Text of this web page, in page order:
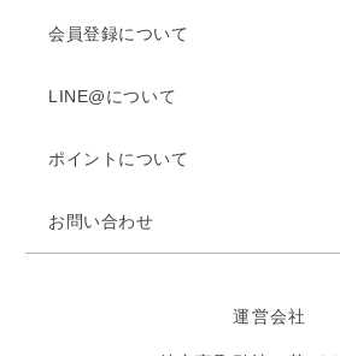
会員登録について
LINE@について
ポイントについて
お問い合わせ
運営会社